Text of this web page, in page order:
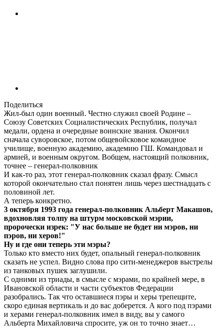
Поделиться
Жил-был один военный. Честно служил своей Родине –
Союзу Советских Социалистических Республик, получал
медали, ордена и очередные воинские звания. Окончил
сначала суворовское, потом общевойсковое командное
училище, военную академию, академию ГШ. Командовал и
армией, и военным округом. Вобщем, настоящий полковник,
точнее – генерал-полковник
И как-то раз, этот генерал-полковник сказал фразу. Смысл
которой окончательно стал понятен лишь через шестнадцать с
половиной лет.
А теперь конкретно.
3 октября 1993 года генерал-полковник Альберт Макашов,
вдохновляя толпу на штурм московской мэрии,
пророчески изрек: "У нас больше не будет ни мэров, ни
пэров, ни херов!"
Ну и где они теперь эти мэры?
Только кто вместо них будет, опальный генерал-полковник
сказать не успел. Видно слова про сити-менеджеров выстрелы
из танковых пушек заглушили.
С одними из триады, в смысле с мэрами, по крайней мере, в
Ивановской области и части субъектов Федерации
разобрались. Так что оставшиеся пэры и херы трепещите,
скоро единая вертикаль и до вас доберется. А кого под пэрами
и херами генерал-полковник имел в виду, вы у самого
Альберта Михайловича спросите, уж он то точно знает…